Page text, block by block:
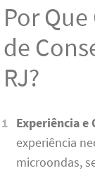
Por
de
RJ?
Experiência e
experiência
microondas,